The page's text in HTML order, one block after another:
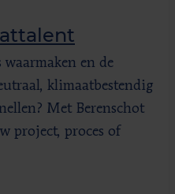
en de
klimaatbestendig
Met Berenschot
project, proces of